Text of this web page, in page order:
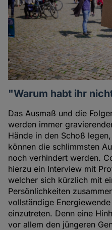
"Warum habt ihr
Das Ausmaß und die
werden immer
Hände in den Schoß
können die schlimmsten
noch verhindert werden.
hierzu ein Interview mit
welcher sich kürzlich mit
Persönlichkeiten
vollständige
einzutreten. Denn eine
vor allem den jüngeren